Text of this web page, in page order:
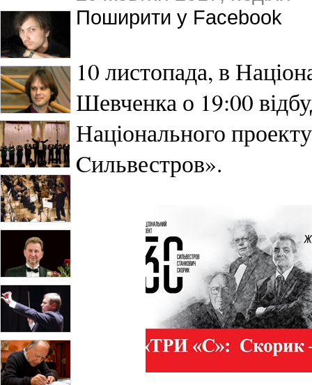
Поширити у Facebook
10 листопада, в
Шевченка о 19:00
Національного
Cильвестров».